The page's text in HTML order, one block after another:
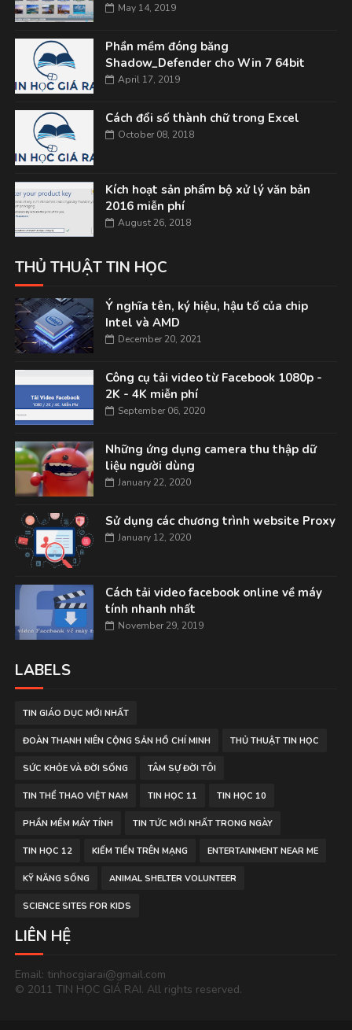
May 14, 2019
Phần mềm đóng băng
Shadow_Defender cho Win 7 64bit
April 17, 2019
Cách đổi số thành chữ trong Excel
October 08, 2018
Kích hoạt sản phẩm bộ xử lý văn bản
2016 miễn phí
August 26, 2018
THỦ THUẬT TIN HỌC
Ý nghĩa tên, ký hiệu, hậu tố của chip
Intel và AMD
December 20, 2021
Công cụ tải video từ Facebook 1080p -
2K - 4K miễn phí
September 06, 2020
Những ứng dụng camera thu thập dữ
liệu người dùng
January 22, 2020
Sử dụng các chương trình website Proxy
January 12, 2020
Cách tải video facebook online về máy
tính nhanh nhất
November 29, 2019
LABELS
TIN GIÁO DỤC MỚI NHẤT
ĐOÀN THANH NIÊN CỘNG SẢN HỒ CHÍ MINH THỦ THUẬT TIN HỌC
SỨC KHỎE VÀ ĐỜI SỐNG TÂM SỰ ĐỜI TÔI
TIN THỂ THAO VIỆT NAM TIN HỌC 11 TIN HỌC 10
PHẦN MỀM MÁY TÍNH TIN TỨC MỚI NHẤT TRONG NGÀY
TIN HỌC 12 KIẾM TIỀN TRÊN MẠNG ENTERTAINMENT NEAR ME
KỸ NĂNG SỐNG ANIMAL SHELTER VOLUNTEER
SCIENCE SITES FOR KIDS
LIÊN HỆ
Email: tinhocgiarai@gmail.com
© 2011 TIN HỌC GIÁ RAI. All rights reserved.